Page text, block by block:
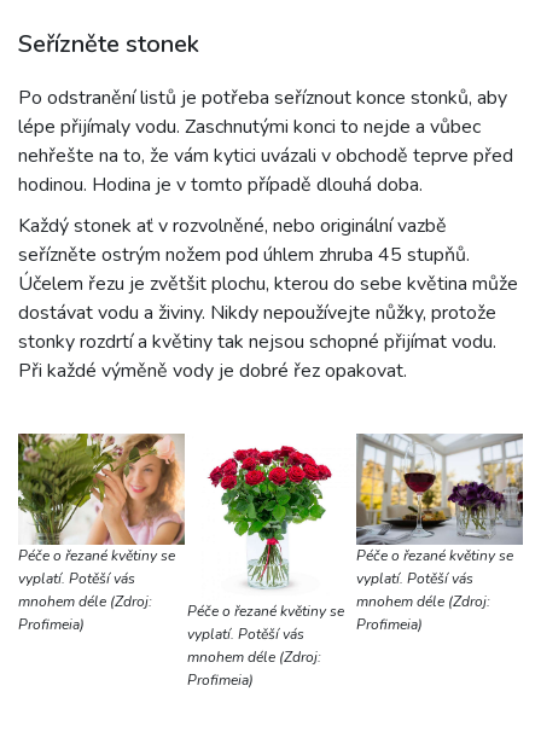
Seřízněte stonek
Po odstranění listů je potřeba seříznout konce stonků, aby
lépe přijímaly vodu. Zaschnutými konci to nejde a vůbec
nehřešte na to, že vám kytici uvázali v obchodě teprve před
hodinou. Hodina je v tomto případě dlouhá doba.
Každý stonek ať v rozvolněné, nebo originální vazbě
seřízněte ostrým nožem pod úhlem zhruba 45 stupňů.
Účelem řezu je zvětšit plochu, kterou do sebe květina může
dostávat vodu a živiny. Nikdy nepoužívejte nůžky, protože
stonky rozdrtí a květiny tak nejsou schopné přijímat vodu.
Při každé výměně vody je dobré řez opakovat.
Péče o řezané květiny se
vyplatí. Potěší vás
mnohem déle (Zdroj:
Profimeia)
Péče o řezané květiny se
vyplatí. Potěší vás
mnohem déle (Zdroj:
Profimeia)
Péče o řezané květiny se
vyplatí. Potěší vás
mnohem déle (Zdroj:
Profimeia)